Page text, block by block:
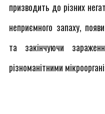
призводить до різних
неприємного запаху,
та закінчуючи
різноманітними